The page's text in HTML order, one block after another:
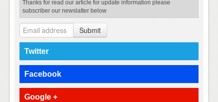
Thanks for read our article for update information please
subscriber our newslatter below
Submit
Twitter
Facebook
Google +